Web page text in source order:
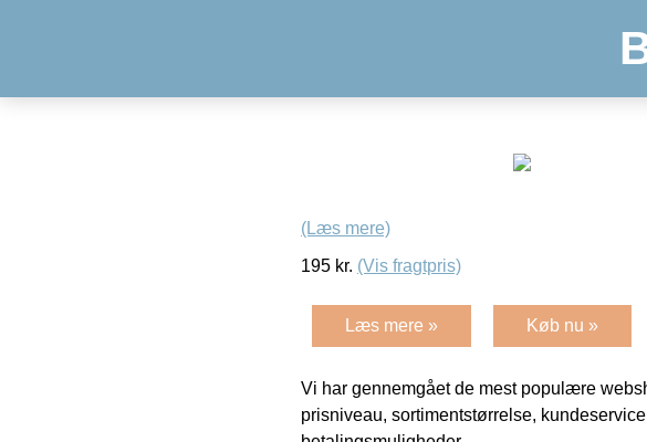
(Læs mere)
195 kr. (Vis fragtpris)
Læs mere » Køb nu »
Vi har gennemgået de mest populære
prisniveau, sortimentstørrelse,